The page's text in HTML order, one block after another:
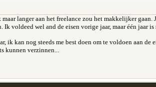
langer aan het freelance zou het makkelijker
voldeed wel and de eisen vorige jaar, maar één jaar
ik kan nog steeds me best doen om te voldoen aan
kunnen verzinnen...